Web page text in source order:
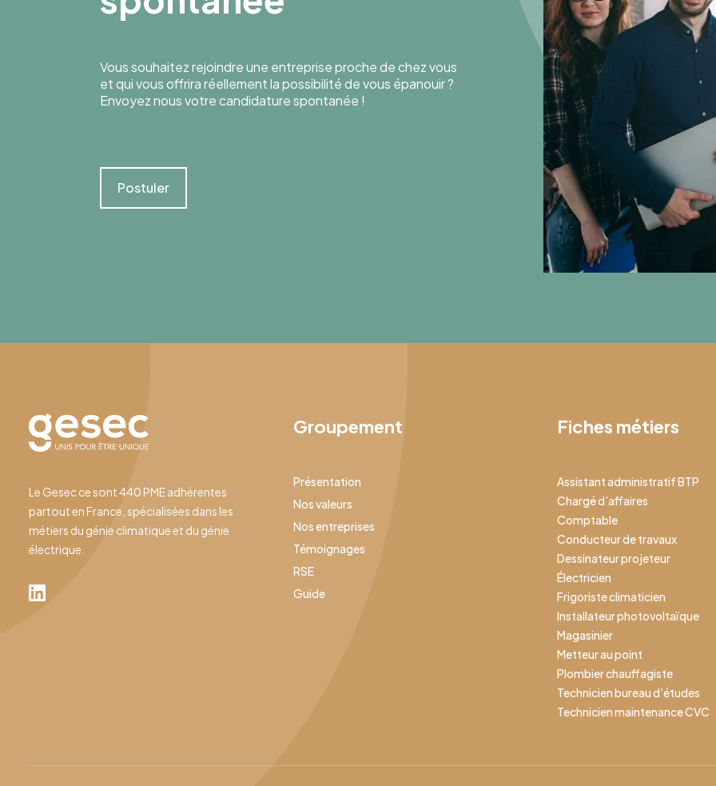
Vous souhaitez rejoindre une entreprise proche de chez vous
et qui vous offrira réellement la possibilité de vous épanouir ?
Envoyez nous votre candidature spontanée !
Postuler
Le Gesec ce sont 440 PME adhérentes
partout en France, spécialisées dans les
métiers du génie climatique et du génie
électrique.
Groupement
Présentation
Nos valeurs
Nos entreprises
Témoignages
RSE
Guide
Fiches métiers
Assistant administratif BTP
Chargé d’affaires
Comptable
Conducteur de travaux
Dessinateur projeteur
Électricien
Frigoriste climaticien
Installateur photovoltaïque
Magasinier
Metteur au point
Plombier chauffagiste
Technicien bureau d’études
Technicien maintenance CVC